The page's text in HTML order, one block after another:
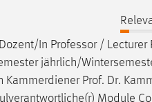
In Professor/ Lecturer
jährlich/
Prof. Dr.
Module